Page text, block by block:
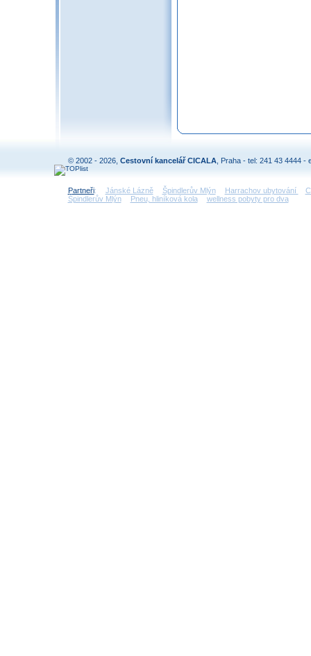
© 2002 - 2026, Cestovní kancelář CICALA , Praha - tel: 241 43 4444 -
Partneři: Jánské Lázně Špindlerův Mlýn Harrachov ubytování
Špindlerův Mlýn
Pneu, hliníková kola wellness pobyty pro dva